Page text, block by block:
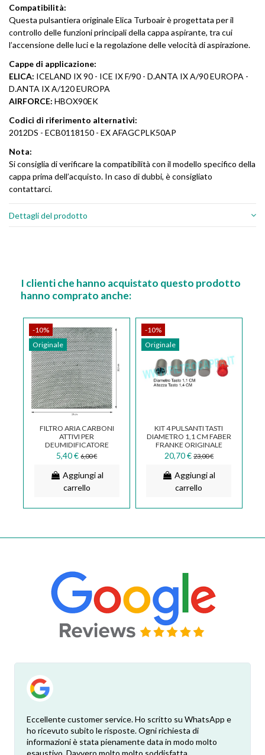
Compatibilità:
Questa pulsantiera originale Elica Turboair è progettata per il
controllo delle funzioni principali della cappa aspirante, tra cui
l’accensione delle luci e la regolazione delle velocità di aspirazione.
Cappe di applicazione:
ELICA: ICELAND IX 90 - ICE IX F/90 - D.ANTA IX A/90 EUROPA -
D.ANTA IX A/120 EUROPA
AIRFORCE: HBOX90EK
Codici di riferimento alternativi:
2012DS - ECB0118150 - EX AFAGCPLK50AP
Nota:
Si consiglia di verificare la compatibilità con il modello specifico della
cappa prima dell’acquisto. In caso di dubbi, è consigliato
contattarci.
Dettagli del prodotto
I clienti che hanno acquistato questo prodotto
hanno comprato anche:
-10%
Originale
FILTRO ARIA CARBONI
ATTIVI PER
DEUMIDIFICATORE
DEUMIDO VORTICE
26010 2.188.000.014
5,40 € 6,00 €
Aggiungi al
carrello
-10%
Originale
KIT 4 PULSANTI TASTI
DIAMETRO 1,1 CM FABER
FRANKE ORIGINALE
133.0056.191
20,70 € 23,00 €
Aggiungi al
carrello
Eccellente customer service. Ho scritto su WhatsApp e
ho ricevuto subito le risposte. Ogni richiesta di
informazioni è stata pienamente data in modo molto